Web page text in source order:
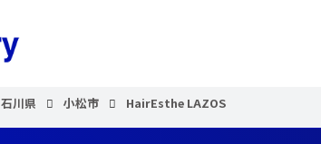
石川県 小松市 HairEsthe LAZOS